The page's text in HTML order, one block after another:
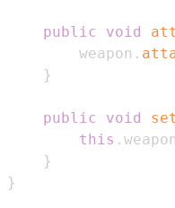
public void
        weapon
.
}
public void
this .
}
}